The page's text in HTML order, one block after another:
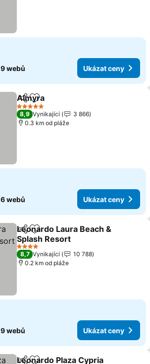
9 webů Ukázat ceny
SdíletPřidat na seznam oblíbených
Almyra
5 Počet hvězdiček
8,9 Vynikající
3 866
0.3 km od pláže
6 webů Ukázat ceny
SdíletPřidat na seznam oblíbených
Leonardo Laura Beach &
Splash Resort
Ukázat ceny
4 Počet hvězdiček
8,7 Vynikající
10 788
0.2 km od pláže
9 webů Ukázat ceny
Leonardo Plaza Cypria